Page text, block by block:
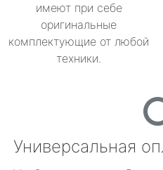
имеют при себе
оригинальные
комплектующие от любой
техники.
Универсальная